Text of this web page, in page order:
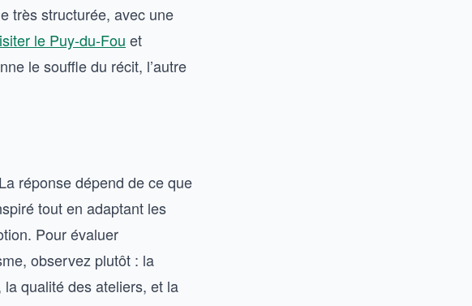
très structurée, avec une
le Puy-du-Fou et
le souffle du récit, l’autre
réponse dépend de ce que
tout en adaptant les
Pour évaluer
observez plutôt : la
qualité des ateliers, et la